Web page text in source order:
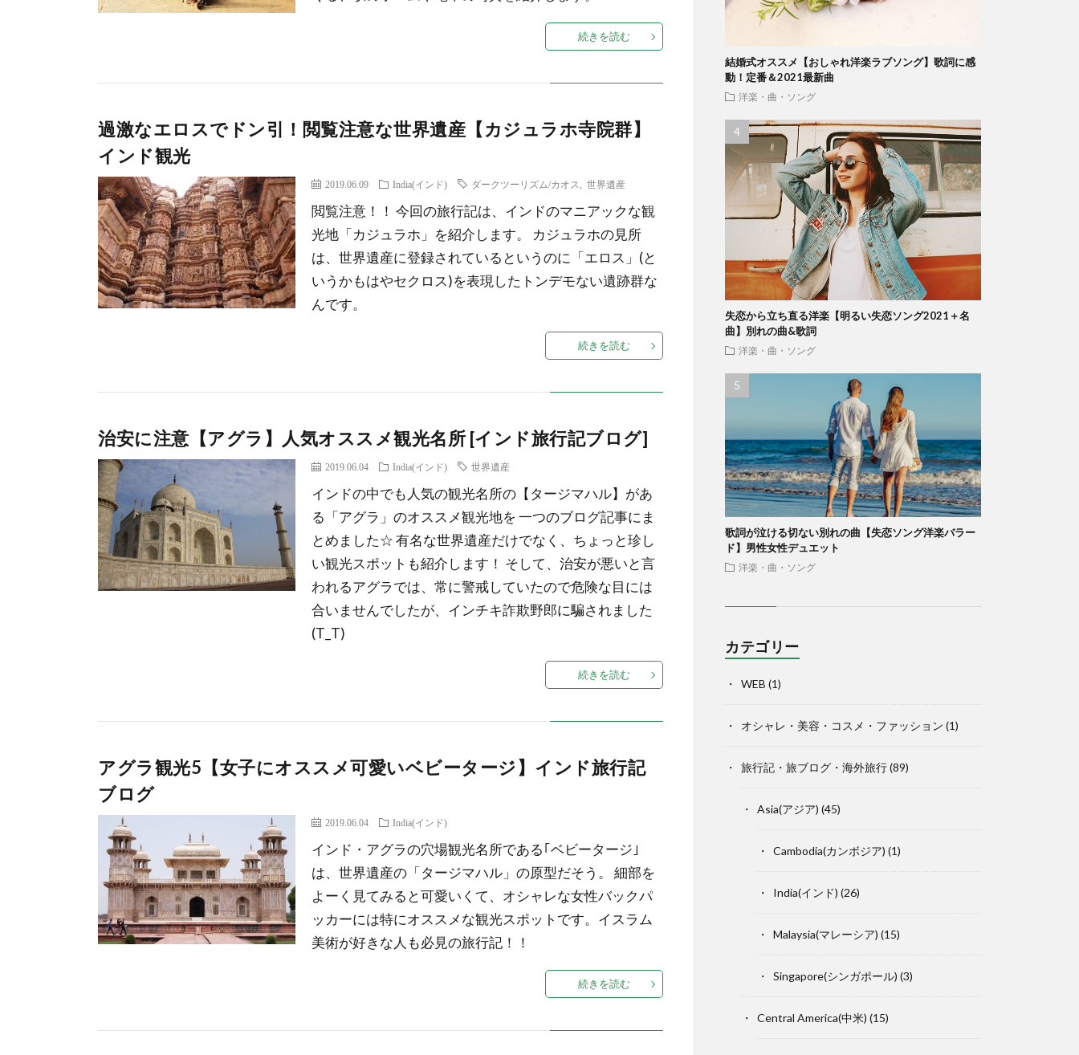
続きを読む
過激なエロスでドン引！閲覧注意な世界遺産【カジュラホ寺院群】
インド観光
2019.06.09 India(インド) ダークツーリズム/カオス ,世界遺産
閲覧注意！！ 今回の旅行記は、インドのマニアックな観
光地「カジュラホ」を紹介します。 カジュラホの見所
は、世界遺産に登録されているというのに「エロス」(と
いうかもはやセクロス)を表現したトンデモない遺跡群な
んです。
続きを読む
治安に注意【アグラ】人気オススメ観光名所 [インド旅行記ブログ]
2019.06.04 India(インド) 世界遺産
インドの中でも人気の観光名所の【タージマハル】があ
る「アグラ」のオススメ観光地を 一つのブログ記事にま
とめました☆ 有名な世界遺産だけでなく、ちょっと珍し
い観光スポットも紹介します！ そして、治安が悪いと言
われるアグラでは、常に警戒していたので危険な目には
合いませんでしたが、インチキ詐欺野郎に騙されました
(T_T)
続きを読む
アグラ観光5【女子にオススメ可愛いベビータージ】インド旅行記
ブログ
2019.06.04 India(インド)
インド・アグラの穴場観光名所である｢ベビータージ｣
は、世界遺産の「タージマハル」の原型だそう。 細部を
よーく見てみると可愛いくて、オシャレな女性バックパ
ッカーには特にオススメな観光スポットです。イスラム
美術が好きな人も必見の旅行記！！
続きを読む
結婚式オススメ【おしゃれ洋楽ラブソング】歌詞に感
動！定番＆2021最新曲
洋楽・曲・ソング
失恋から立ち直る洋楽【明るい失恋ソング2021＋名
曲】別れの曲&歌詞
洋楽・曲・ソング
歌詞が泣ける切ない別れの曲【失恋ソング洋楽バラー
ド】男性女性デュエット
洋楽・曲・ソング
カテゴリー
WEB (1)
オシャレ・美容・コスメ・ファッション (1)
旅行記・旅ブログ・海外旅行(89)
Asia(アジア) (45)
Cambodia(カンボジア) (1)
India(インド) (26)
Malaysia(マレーシア) (15)
Singapore(シンガポール) (3)
Central America(中米) (15)